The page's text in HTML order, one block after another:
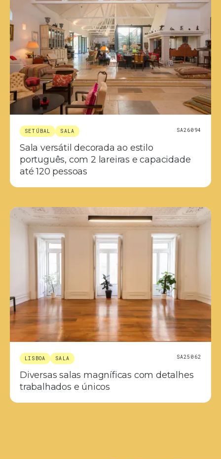
SETÚBAL SALA SA26094
Sala versátil decorada ao estilo
português, com 2 lareiras e capacidade
até 120 pessoas
LISBOA SALA SA25062
Diversas salas magníficas com detalhes
trabalhados e únicos